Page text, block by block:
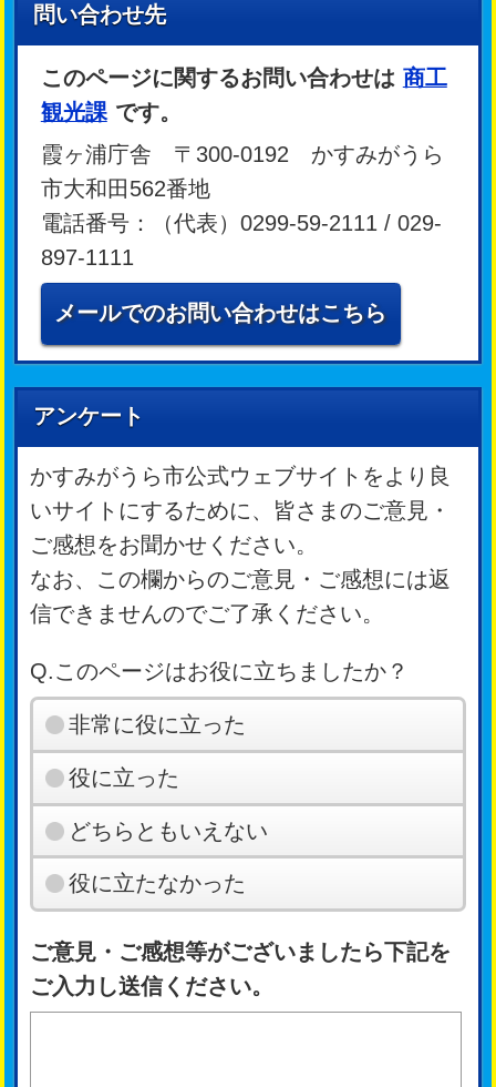
問い合わせ先
このページに関するお問い合わせは 商工
観光課 です。
霞ヶ浦庁舎 〒300-0192 かすみがうら
市大和田562番地
電話番号：（代表）0299-59-2111 / 029-
897-1111
メールでのお問い合わせはこちら
アンケート
かすみがうら市公式ウェブサイトをより良
いサイトにするために、皆さまのご意見・
ご感想をお聞かせください。
なお、この欄からのご意見・ご感想には返
信できませんのでご了承ください。
Q.このページはお役に立ちましたか？
非常に役に立った
役に立った
どちらともいえない
役に立たなかった
ご意見・ご感想等がございましたら下記を
ご入力し送信ください。